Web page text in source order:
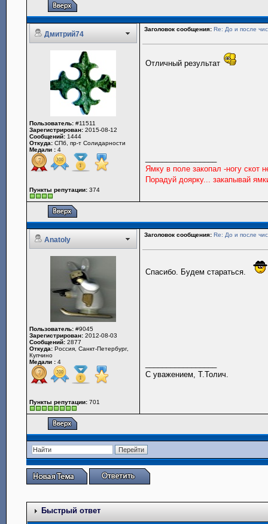
Дмитрий74
Заголовок сообщения: Re: До и после
Пользователь: #11511
Зарегистрирован: 2015-08-12
Сообщений: 1444
Откуда: СПб, пр-т Солидарности
Медали : 4
Пункты репутации: 374
Отличный результат
Ямку в поле закопал -ногу скот
Порадуй доярку... закапывай
Anatoly
Заголовок сообщения: Re: До и после
Пользователь: #9045
Зарегистрирован: 2012-08-03
Сообщений: 2877
Откуда: Россия, Санкт-Петербург,
Купчино
Медали : 4
Пункты репутации: 701
Спасибо. Будем стараться.
С уважением, Т.Толич.
Быстрый ответ